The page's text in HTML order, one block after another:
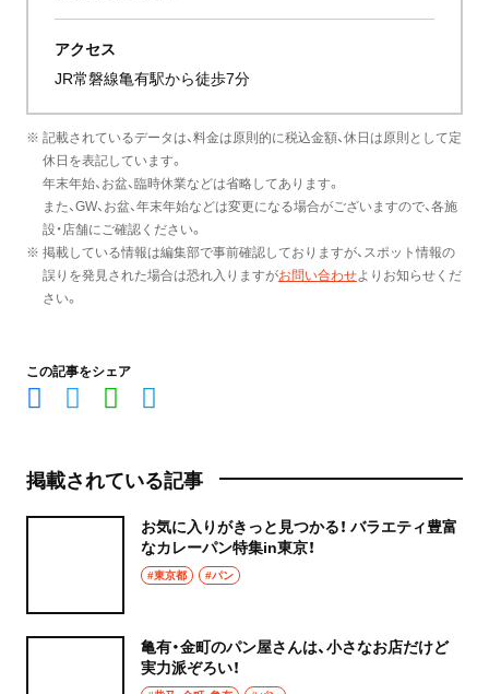
アクセス
JR常磐線亀有駅から徒歩7分
※ 記載されているデータは、料金は原則的に税込金額、休日は原則として定
休日を表記しています。
年末年始、お盆、臨時休業などは省略してあります。
また、GW、お盆、年末年始などは変更になる場合がございますので、各施
設・店舗にご確認ください。
※ 掲載している情報は編集部で事前確認しておりますが、スポット情報の
誤りを発見された場合は恐れ入りますがお問い合わせよりお知らせくだ
さい。
この記事をシェア
掲載されている記事
お気に入りがきっと見つかる！ バラエティ豊富
なカレーパン特集in東京！
#東京都 #パン
亀有・金町のパン屋さんは、小さなお店だけど
実力派ぞろい！